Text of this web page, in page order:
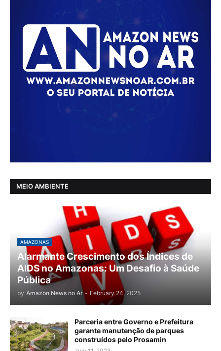
MEIO AMBIENTE
AMAZONAS
Alarmante Crescimento dos Índices de
AIDS no Amazonas: Um Desafio à Saúde
Pública
by Amazon News no Ar - February 24, 2025
Parceria entre Governo e Prefeitura
garante manutenção de parques
construídos pelo Prosamin